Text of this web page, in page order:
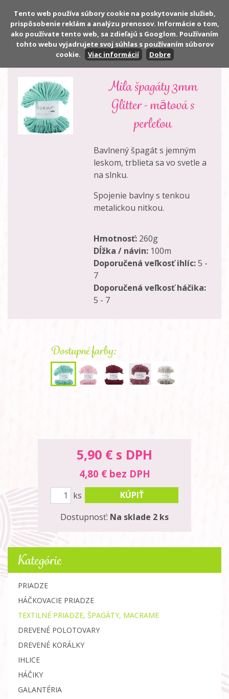
Počet:0 ks
Cena: 0,00 €
Mila špagáty 3mm
Glitter - mätová s
perleťou
Bavlnený špagát s jemným
leskom, trblieta sa vo svetle a
na slnku.
Spojenie bavlny s tenkou
metalickou nitkou.
Hmotnosť: 260g
Dĺžka / návin: 100m
Doporučená veľkosť ihlíc:5 -
7
Doporučená veľkosť háčika:
5 - 7
Dostupné farby:
5,90 € s DPH
4,80 € bez DPH
ks
KÚPIŤ
Dostupnosť: Na sklade 2 ks
Kategórie
PRIADZE
HÁČKOVACIE PRIADZE
TEXTILNÉ PRIADZE, ŠPAGÁTY, MACRAME
DREVENÉ POLOTOVARY
DREVENÉ KORÁLKY
IHLICE
HÁČIKY
GALANTÉRIA
Tento web používa súbory cookie na poskytovanie služieb,
prispôsobenie reklám a analýzu prenosov. Informácie o tom,
ako používate tento web, sa zdieľajú s Googlom. Používaním
tohto webu vyjadrujete svoj súhlas s používaním súborov
cookie.
Viac informácií Dobre